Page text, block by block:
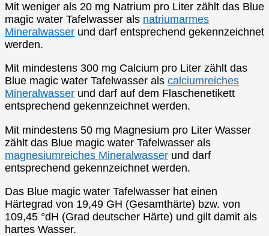
Mit weniger als 20 mg Natrium pro Liter zählt das Blue
magic water Tafelwasser als natriumarmes
Mineralwasser und darf entsprechend gekennzeichnet
werden.
Mit mindestens 300 mg Calcium pro Liter zählt das
Blue magic water Tafelwasser als calciumreiches
Mineralwasser und darf auf dem Flaschenetikett
entsprechend gekennzeichnet werden.
Mit mindestens 50 mg Magnesium pro Liter Wasser
zählt das Blue magic water Tafelwasser als
magnesiumreiches Mineralwasser und darf
entsprechend gekennzeichnet werden.
Das Blue magic water Tafelwasser hat einen
Härtegrad von 19,49 GH (Gesamthärte) bzw. von
109,45 °dH (Grad deutscher Härte) und gilt damit als
hartes Wasser.